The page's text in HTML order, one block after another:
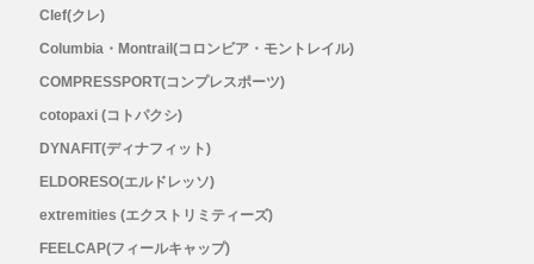
Clef(クレ)
Columbia・Montrail(コロンビア・モントレイル)
COMPRESSPORT(コンプレスポーツ)
cotopaxi (コトパクシ)
DYNAFIT(ディナフィット)
ELDORESO(エルドレッソ)
extremities (エクストリミティーズ)
FEELCAP(フィールキャップ)